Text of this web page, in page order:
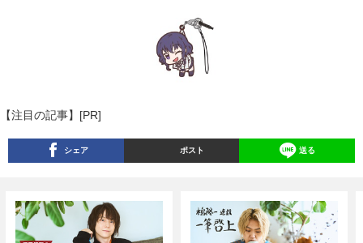
【注目の記事】[PR]
シェア ポスト 送る